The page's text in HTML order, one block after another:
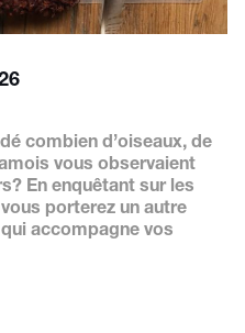
combien d’oiseaux, de
vous observaient
En enquêtant sur les
porterez un autre
accompagne vos